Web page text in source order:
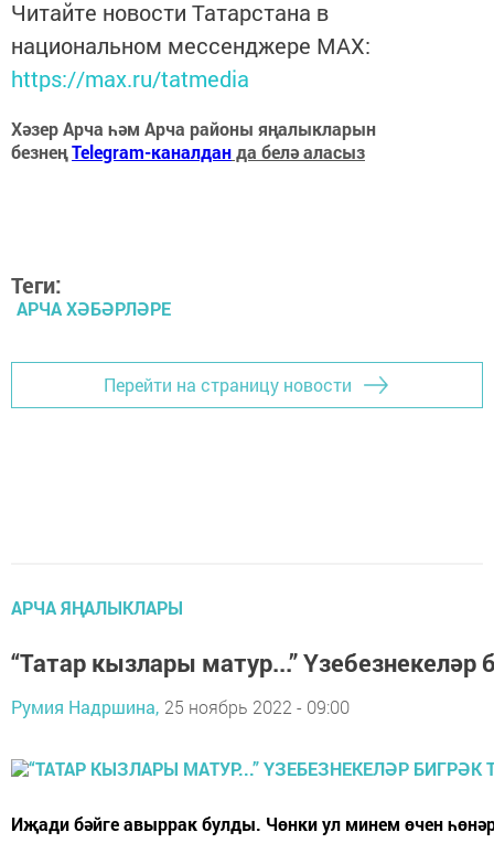
Читайте новости Татарстана в
национальном мессенджере MАХ:
https://max.ru/tatmedia
Хәзер Арча һәм Арча районы яңалыкларын
безнеңTelegram-каналданда белә аласыз
Теги:
АРЧА ХӘБӘРЛӘРЕ
Перейти на страницу новости
АРЧА ЯҢАЛЫКЛАРЫ
“Татар кызлары матур...” Үзебезнекеләр
Румия Надршина, 25 ноябрь 2022 - 09:00
Иҗади бәйге авыррак булды. Чөнки ул минем өчен